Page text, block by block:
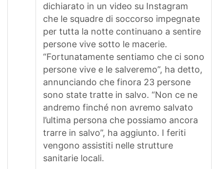
dichiarato in un video su Instagram
che le squadre di soccorso impegnate
per tutta la notte continuano a sentire
persone vive sotto le macerie.
“Fortunatamente sentiamo che ci sono
persone vive e le salveremo”, ha detto,
annunciando che finora 23 persone
sono state tratte in salvo. “Non ce ne
andremo finché non avremo salvato
l’ultima persona che possiamo ancora
trarre in salvo”, ha aggiunto. I feriti
vengono assistiti nelle strutture
sanitarie locali.